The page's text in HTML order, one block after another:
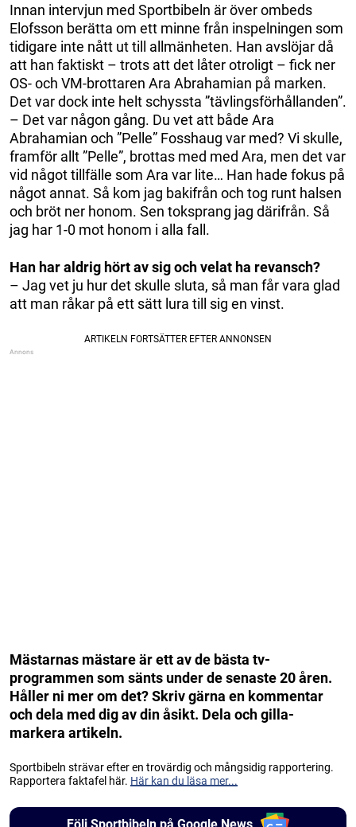
Innan intervjun med Sportbibeln är över ombeds
Elofsson berätta om ett minne från inspelningen som
tidigare inte nått ut till allmänheten. Han avslöjar då
att han faktiskt – trots att det låter otroligt – fick ner
OS- och VM-brottaren Ara Abrahamian på marken.
Det var dock inte helt schyssta ”tävlingsförhållanden”.
– Det var någon gång. Du vet att både Ara
Abrahamian och ”Pelle” Fosshaug var med? Vi skulle,
framför allt ”Pelle”, brottas med med Ara, men det var
vid något tillfälle som Ara var lite… Han hade fokus på
något annat. Så kom jag bakifrån och tog runt halsen
och bröt ner honom. Sen toksprang jag därifrån. Så
jag har 1-0 mot honom i alla fall.
Han har aldrig hört av sig och velat ha revansch?
– Jag vet ju hur det skulle sluta, så man får vara glad
att man råkar på ett sätt lura till sig en vinst.
Mästarnas mästare är ett av de bästa tv-
programmen som sänts under de senaste 20 åren.
Håller ni mer om det? Skriv gärna en kommentar
och dela med dig av din åsikt. Dela och gilla-
markera artikeln.
Sportbibeln strävar efter en trovärdig och mångsidig rapportering.
Rapportera faktafel här. Här kan du läsa mer...